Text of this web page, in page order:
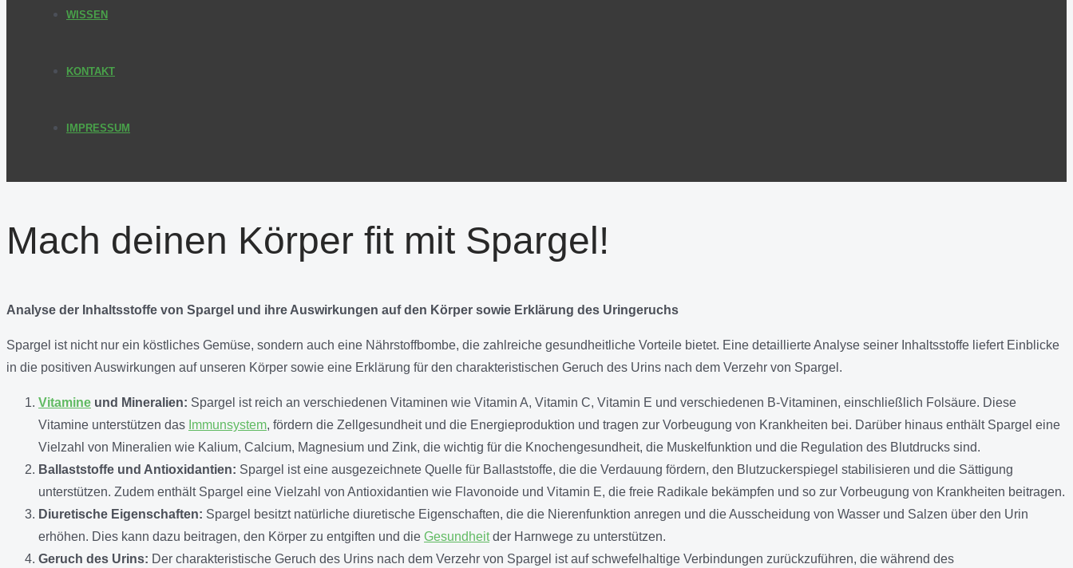
WISSEN
KONTAKT
IMPRESSUM
Mach deinen Körper fit mit Spargel!
Analyse der Inhaltsstoffe von Spargel und ihre Auswirkungen auf den Körper sowie Erklärung des Uringeruchs
Spargel ist nicht nur ein köstliches Gemüse, sondern auch eine Nährstoffbombe, die zahlreiche gesundheitliche Vorteile bietet. Eine detaillierte Analyse seiner Inhaltsstoffe liefert Einblicke
in die positiven Auswirkungen auf unseren Körper sowie eine Erklärung für den charakteristischen Geruch des Urins nach dem Verzehr von Spargel.
Vitamine und Mineralien: Spargel ist reich an verschiedenen Vitaminen wie Vitamin A, Vitamin C, Vitamin E und verschiedenen B-Vitaminen, einschließlich Folsäure. Diese
Vitamine unterstützen das Immunsystem, fördern die Zellgesundheit und die Energieproduktion und tragen zur Vorbeugung von Krankheiten bei. Darüber hinaus enthält Spargel eine
Vielzahl von Mineralien wie Kalium, Calcium, Magnesium und Zink, die wichtig für die Knochengesundheit, die Muskelfunktion und die Regulation des Blutdrucks sind.
Ballaststoffe und Antioxidantien: Spargel ist eine ausgezeichnete Quelle für Ballaststoffe, die die Verdauung fördern, den Blutzuckerspiegel stabilisieren und die Sättigung
unterstützen. Zudem enthält Spargel eine Vielzahl von Antioxidantien wie Flavonoide und Vitamin E, die freie Radikale bekämpfen und so zur Vorbeugung von Krankheiten beitragen.
Diuretische Eigenschaften: Spargel besitzt natürliche diuretische Eigenschaften, die die Nierenfunktion anregen und die Ausscheidung von Wasser und Salzen über den Urin
erhöhen. Dies kann dazu beitragen, den Körper zu entgiften und die Gesundheitder Harnwege zu unterstützen.
Geruch des Urins: Der charakteristische Geruch des Urins nach dem Verzehr von Spargel ist auf schwefelhaltige Verbindungen zurückzuführen, die während des